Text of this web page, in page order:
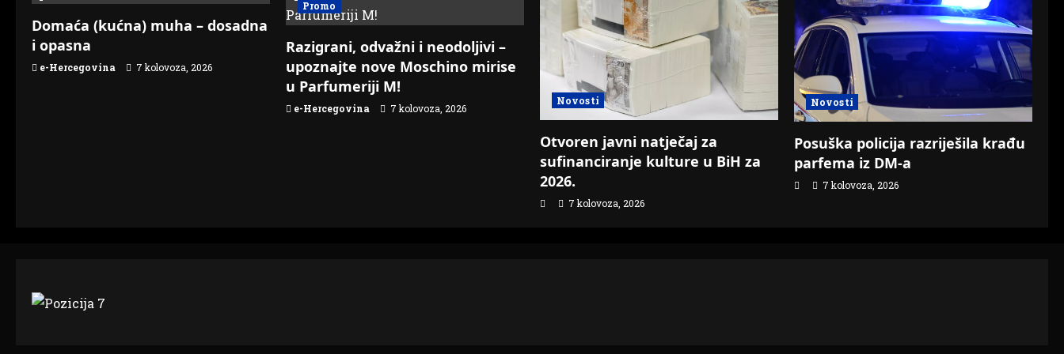
Domaća (kućna) muha – dosadna
i opasna
e-Hercegovina 7 kolovoza, 2026
Promo
Razigrani, odvažni i neodoljivi –
upoznajte nove Moschino mirise
u Parfumeriji M!
e-Hercegovina 7 kolovoza, 2026
Novosti
Otvoren javni natječaj za
sufinanciranje kulture u BiH za
2026.
7 kolovoza, 2026
Novosti
Posuška policija razriješila krađu
parfema iz DM-a
7 kolovoza, 2026